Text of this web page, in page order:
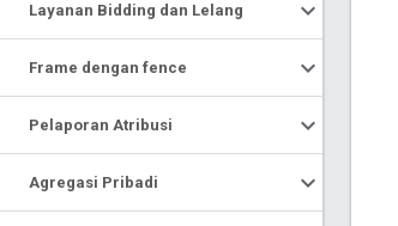
Layanan Bidding dan Lelang
Frame dengan fence
Pelaporan Atribusi
Agregasi Pribadi